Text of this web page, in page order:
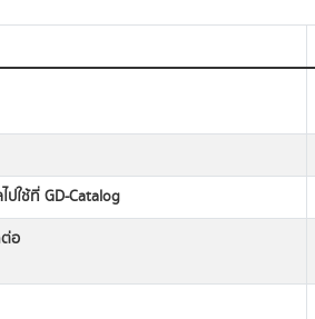
ใช้ที่ GD-Catalog
อ